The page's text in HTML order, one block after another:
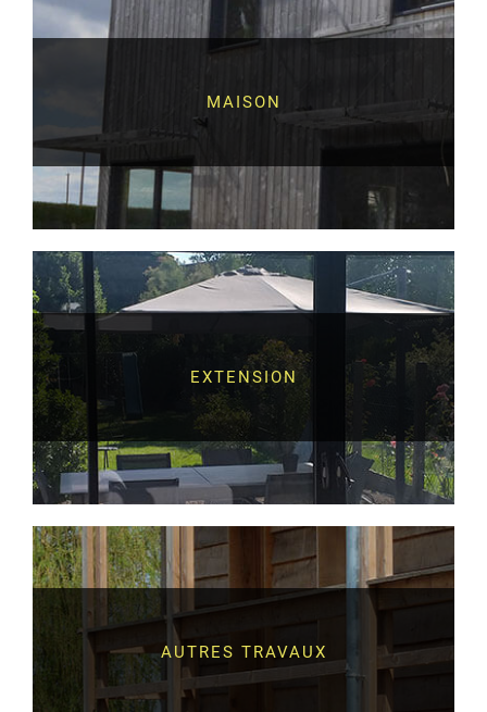
MAISON
EXTENSION
AUTRES TRAVAUX